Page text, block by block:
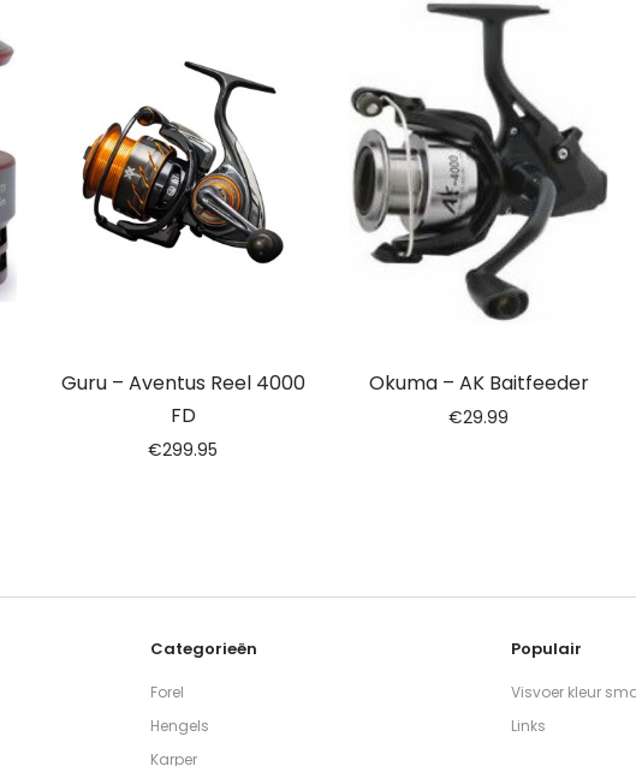
Guru – Aventus Reel 4000
FD
€299.95
Okuma – AK Baitfeeder
€29.99
Categorieën
Forel
Hengels
Karper
Populair
Visvoer kleur
Links